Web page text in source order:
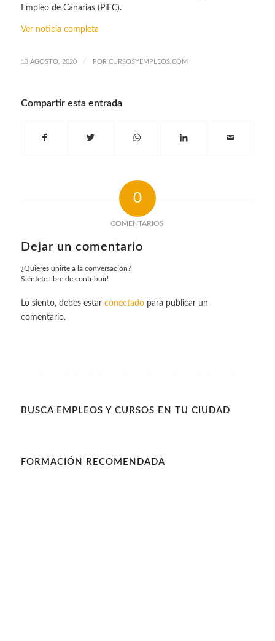
Empleo de Canarias (PiEC).
Ver noticia completa
13 AGOSTO, 2020 / POR CURSOSYEMPLEOS.COM
Compartir esta entrada
0
COMENTARIOS
Dejar un comentario
¿Quieres unirte a la conversación?
Siéntete libre de contribuir!
Lo siento, debes estar conectadopara publicar un
comentario.
BUSCA EMPLEOS Y CURSOS EN TU CIUDAD
FORMACIÓN RECOMENDADA